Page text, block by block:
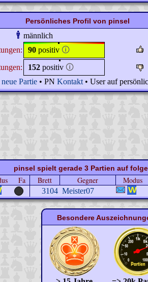
Persönliches Profil von pinsel
männlich
90 positiv 🛈
152 positiv 🛈
Partie • PN Kontakt • User auf
pinsel spielt gerade 3 Partien auf
Fa Brett Gegner Modus
3104 Meister07
Besondere